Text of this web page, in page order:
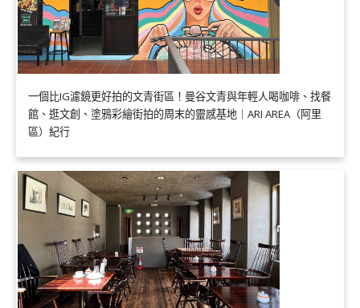
一個比IG濾鏡更好拍的文青街區！曼谷文青與年輕人喝咖啡、找餐
館、逛文創、塗鴉彩繪街拍的周末的靈感基地｜ARI AREA（阿里
區）紀行